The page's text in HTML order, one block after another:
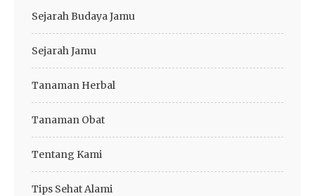
Sejarah Budaya Jamu
Sejarah Jamu
Tanaman Herbal
Tanaman Obat
Tentang Kami
Tips Sehat Alami